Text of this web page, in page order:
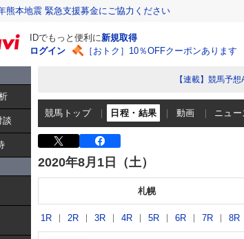
熊本地震 緊急支援募金にご協力ください
IDでもっと便利に新規取得
ログイン
［おトク］10％OFFクーポンあります
談
【連載】競馬予
競馬トップ 日程・結果 動画 ニュー
2020年8月1日（土）
札幌
1R 2R 3R 4R 5R 6R 7R 8R